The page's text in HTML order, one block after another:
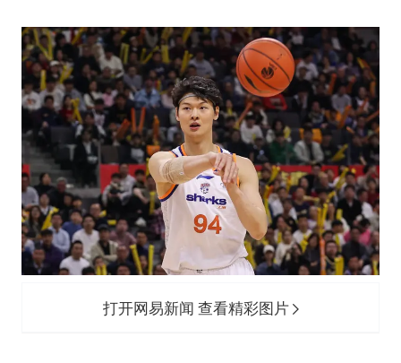
如何把百年大党建设得更加坚强有力？
打开网易新闻 查看精彩图片